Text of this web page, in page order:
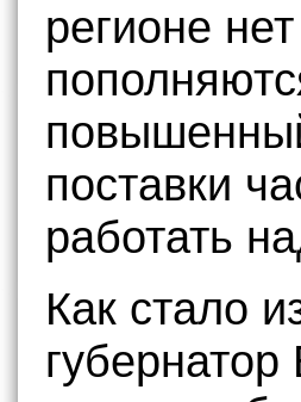
регионе
поставки
работать
Как стало